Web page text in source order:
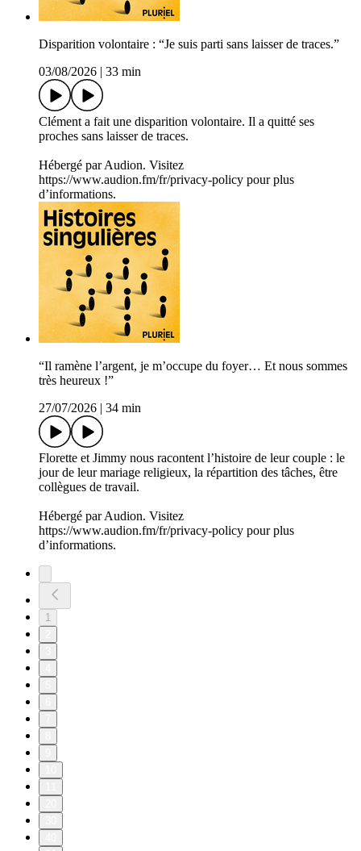
Disparition volontaire : “Je suis parti sans laisser de traces.”
03/08/2026
33 min
Clément a fait une disparition volontaire. Il a quitté ses
proches sans laisser de traces.
Hébergé par Audion. Visitez
https://www.audion.fm/fr/privacy-policy pour plus
d’informations.
“Il ramène l’argent, je m’occupe du foyer… Et nous sommes
très heureux !”
27/07/2026
34 min
Florette et Jimmy nous racontent l’histoire de leur couple : le
jour de leur mariage religieux, la répartition des tâches, être
collègues de travail.
Hébergé par Audion. Visitez
https://www.audion.fm/fr/privacy-policy pour plus
d’informations.
1